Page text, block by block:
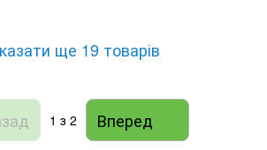
ще 19 товарів
1 з 2 Вперед